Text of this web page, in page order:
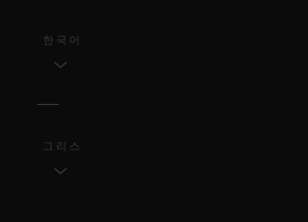
한국어
그리스